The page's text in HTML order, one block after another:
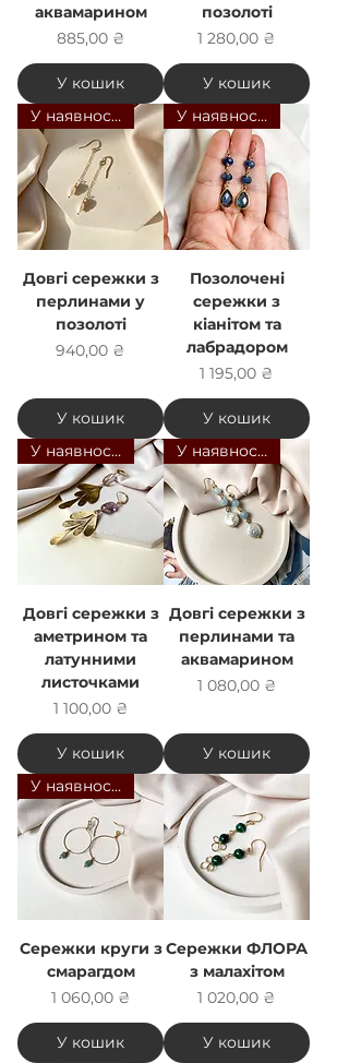
аквамарином
Ціна
885,00 ₴
У кошик
позолоті
Ціна
1 280,00 ₴
У кошик
У наявності
Довгі сережки з
перлинами у
позолоті
Ціна
940,00 ₴
У кошик
У наявності
Позолочені
сережки з
кіанітом та
лабрадором
Ціна
1 195,00 ₴
У кошик
У наявності
Довгі сережки з
аметрином та
латунними
листочками
Ціна
1 100,00 ₴
У кошик
У наявності
Довгі сережки з
перлинами та
аквамарином
Ціна
1 080,00 ₴
У кошик
У наявності
Сережки круги з
смарагдом
Ціна
1 060,00 ₴
У кошик
Сережки ФЛОРА
з малахітом
Ціна
1 020,00 ₴
У кошик